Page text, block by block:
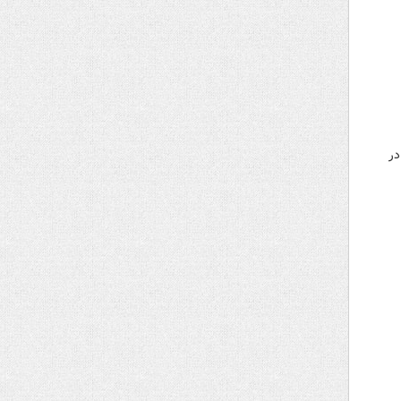
یک دستگاه وانت نیسان حامل کپسول گاز با یک دستگاه پژو ۴۰۵ در